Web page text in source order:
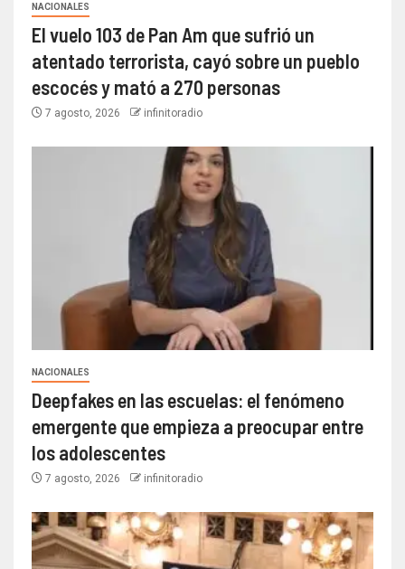
NACIONALES
El vuelo 103 de Pan Am que sufrió un
atentado terrorista, cayó sobre un pueblo
escocés y mató a 270 personas
7 agosto, 2026 infinitoradio
NACIONALES
Deepfakes en las escuelas: el fenómeno
emergente que empieza a preocupar entre
los adolescentes
7 agosto, 2026 infinitoradio